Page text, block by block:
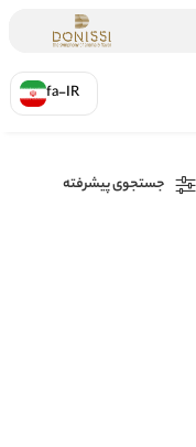
fa-IR
جستجوی پیشرفته